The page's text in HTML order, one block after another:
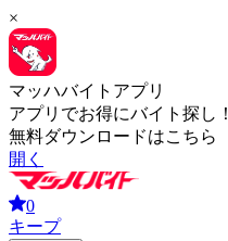
×
マッハバイトアプリ
アプリでお得にバイト探し！
無料ダウンロードはこちら
開く
0
キープ